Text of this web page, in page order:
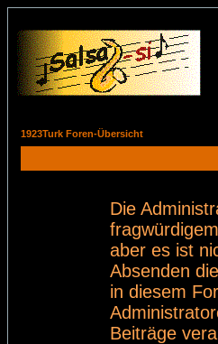
1923Turk Foren-Übersicht
Die
aber es ist
Absenden
in diesem
Beiträge